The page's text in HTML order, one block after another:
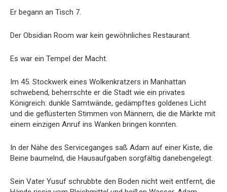
Er begann an Tisch 7.
Der Obsidian Room war kein gewöhnliches Restaurant.
Es war ein Tempel der Macht.
Im 45. Stockwerk eines Wolkenkratzers in Manhattan
schwebend, beherrschte er die Stadt wie ein privates
Königreich: dunkle Samtwände, gedämpftes goldenes Licht
und die geflüsterten Stimmen von Männern, die die Märkte mit
einem einzigen Anruf ins Wanken bringen konnten.
In der Nähe des Serviceganges saß Adam auf einer Kiste, die
Beine baumelnd, die Hausaufgaben sorgfältig danebengelegt.
Sein Vater Yusuf schrubbte den Boden nicht weit entfernt, die